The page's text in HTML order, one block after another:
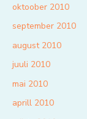
oktoober 2010
september 2010
august 2010
juuli 2010
mai 2010
aprill 2010